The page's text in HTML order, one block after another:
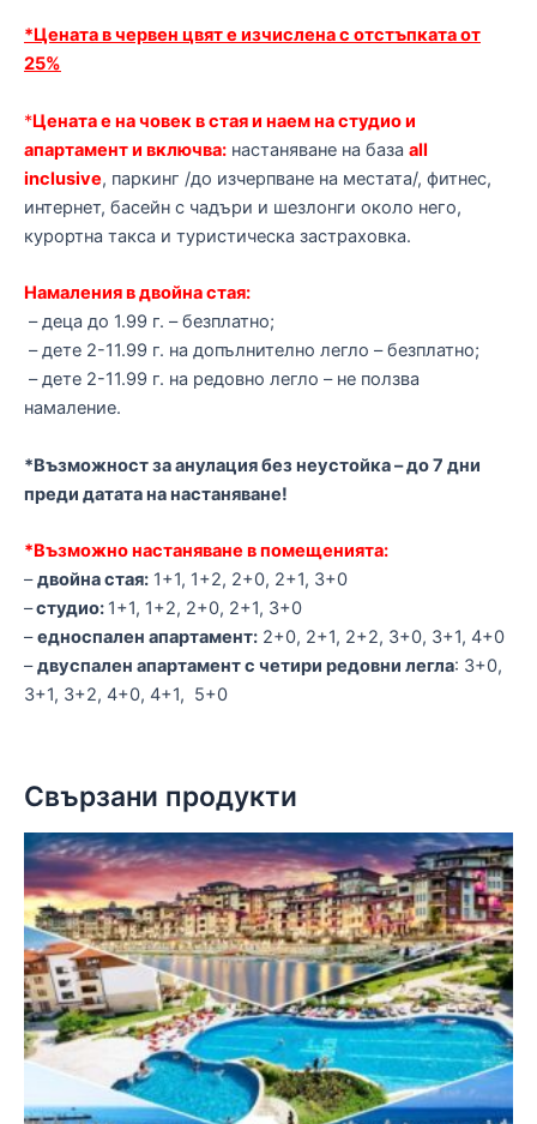
*Цената в червен цвят е изчислена с отстъпката от
25%
*Цената е на човек в стая и наем на студио и
апартамент и включва: настаняване на база all
inclusive, паркинг /до изчерпване на местата/, фитнес,
интернет, басейн с чадъри и шезлонги около него,
курортна такса и туристическа застраховка.
Намаления в двойна стая:
– деца до 1.99 г. – безплатно;
– дете 2-11.99 г. на допълнително легло – безплатно;
– дете 2-11.99 г. на редовно легло – не ползва
намаление.
*Възможност за анулация без неустойка – до 7 дни
преди датата на настаняване!
*Възможно настаняване в помещенията:
–двойна стая: 1+1, 1+2, 2+0, 2+1, 3+0
–студио: 1+1, 1+2, 2+0, 2+1, 3+0
–едноспален апартамент: 2+0, 2+1, 2+2, 3+0, 3+1, 4+0
–двуспален апартамент с четири редовни легла: 3+0,
3+1, 3+2, 4+0, 4+1, 5+0
Свързани продукти